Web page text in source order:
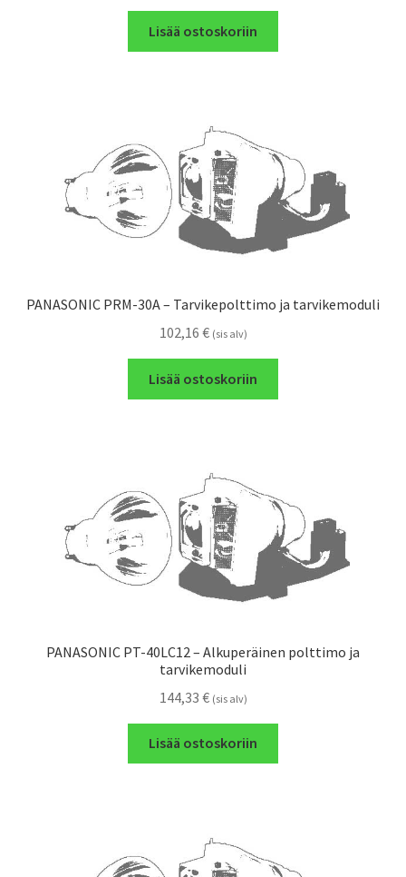
Lisää ostoskoriin
PANASONIC PRM-30A – Tarvikepolttimo ja tarvikemoduli
102,16 € (sis alv)
Lisää ostoskoriin
PANASONIC PT-40LC12 – Alkuperäinen polttimo ja
tarvikemoduli
144,33 € (sis alv)
Lisää ostoskoriin